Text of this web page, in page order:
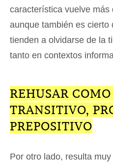
característica vuelve más
aunque también es cierto
tienden a olvidarse de la
tanto en contextos
REHUSAR
TRANSITIVO,
PREPOSITIVO
Por otro lado, resulta